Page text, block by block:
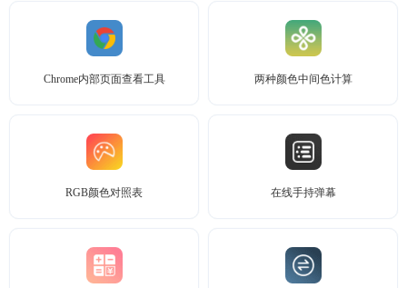
Chrome内部页面查看工具 两种颜色中间色计算
RGB颜色对照表 在线手持弹幕